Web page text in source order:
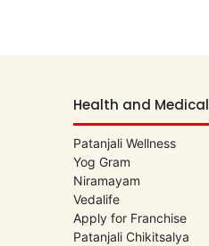
Health and Medical
Patanjali Wellness
Yog Gram
Niramayam
Vedalife
Apply for Franchise
Patanjali Chikitsalya